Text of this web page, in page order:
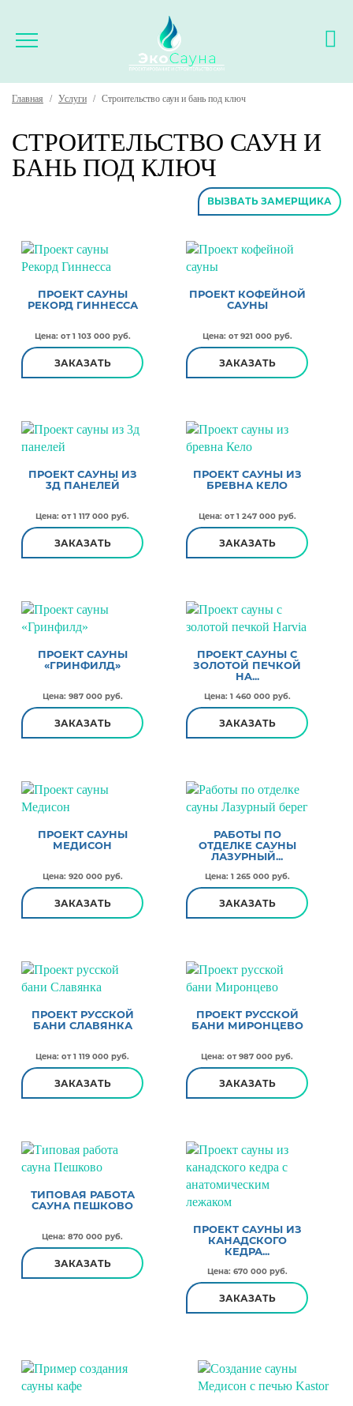
Главная / Услуги / Строительство саун и бань под ключ
СТРОИТЕЛЬСТВО САУН И
БАНЬ ПОД КЛЮЧ
ВЫЗВАТЬ ЗАМЕРЩИКА
ПРОЕКТ САУНЫ
РЕКОРД ГИННЕССА
Цена: от 1 103 000 руб.
ЗАКАЗАТЬ
ПРОЕКТ КОФЕЙНОЙ
САУНЫ
Цена: от 921 000 руб.
ЗАКАЗАТЬ
ПРОЕКТ САУНЫ ИЗ
3Д ПАНЕЛЕЙ
Цена: от 1 117 000 руб.
ЗАКАЗАТЬ
ПРОЕКТ САУНЫ ИЗ
БРЕВНА КЕЛО
Цена: от 1 247 000 руб.
ЗАКАЗАТЬ
ПРОЕКТ САУНЫ
«ГРИНФИЛД»
Цена: 987 000 руб.
ЗАКАЗАТЬ
ПРОЕКТ САУНЫ С
ЗОЛОТОЙ ПЕЧКОЙ
HA...
Цена: 1 460 000 руб.
ЗАКАЗАТЬ
ПРОЕКТ САУНЫ
МЕДИСОН
Цена: 920 000 руб.
ЗАКАЗАТЬ
РАБОТЫ ПО
ОТДЕЛКЕ САУНЫ
ЛАЗУРНЫЙ...
Цена: 1 265 000 руб.
ЗАКАЗАТЬ
ПРОЕКТ РУССКОЙ
БАНИ СЛАВЯНКА
Цена: от 1 119 000 руб.
ЗАКАЗАТЬ
ПРОЕКТ РУССКОЙ
БАНИ МИРОНЦЕВО
Цена: от 987 000 руб.
ЗАКАЗАТЬ
ТИПОВАЯ РАБОТА
САУНА ПЕШКОВО
Цена: 870 000 руб.
ЗАКАЗАТЬ
ПРОЕКТ САУНЫ ИЗ
КАНАДСКОГО
КЕДРА...
Цена: 670 000 руб.
ЗАКАЗАТЬ